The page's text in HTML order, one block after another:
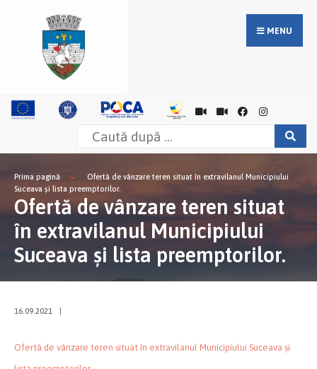
MENU
Prima pagină
Ofertă de vânzare teren situat în extravilanul Municipiului
Suceava și lista preemptorilor.
Ofertă de vânzare teren situat
în extravilanul Municipiului
Suceava și lista preemptorilor.
16.09.2021
Ofertă de vânzare teren situat în extravilanul Municipiului Suceava și